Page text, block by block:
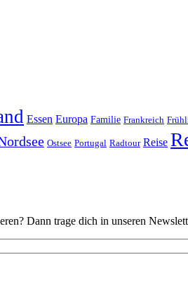
Essen Europa Familie Frankreich
Ostsee Portugal Radtour Reise
Dann trage dich in unseren